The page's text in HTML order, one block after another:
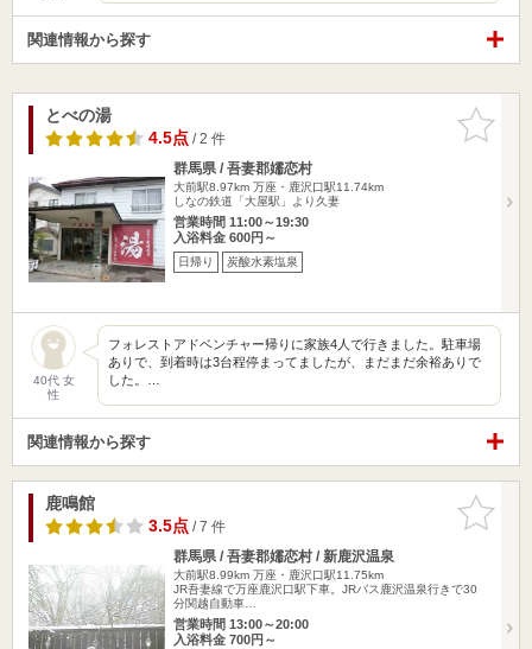
関連情報から探す
お気に入
りに追加
とべの湯
4.5点/ 2 件
群馬県 / 吾妻郡嬬恋村
大前駅8.97km 万座・鹿沢口駅11.74km
しなの鉄道「大屋駅」より久妻
営業時間 11:00～19:30
入浴料金 600円～
日帰り 炭酸水素塩泉
40代 女
性
フォレストアドベンチャー帰りに家族4人で行きました。駐車場
ありで、到着時は3台程停まってましたが、まだまだ余裕ありで
した。…
関連情報から探す
お気に入
りに追加
鹿鳴館
3.5点/ 7 件
群馬県 / 吾妻郡嬬恋村 / 新鹿沢温泉
大前駅8.99km 万座・鹿沢口駅11.75km
JR吾妻線で万座鹿沢口駅下車。JRバス鹿沢温泉行きで30
分関越自動車…
営業時間 13:00～20:00
入浴料金 700円～